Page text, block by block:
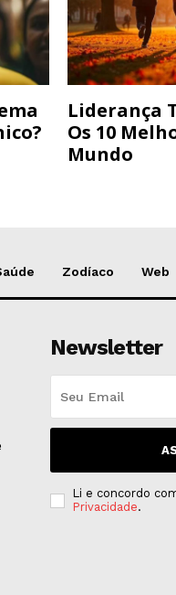
Liderança
Os 10
Mundo
Zodíaco Web
Newsletter
Li e concordo
Privacidade.